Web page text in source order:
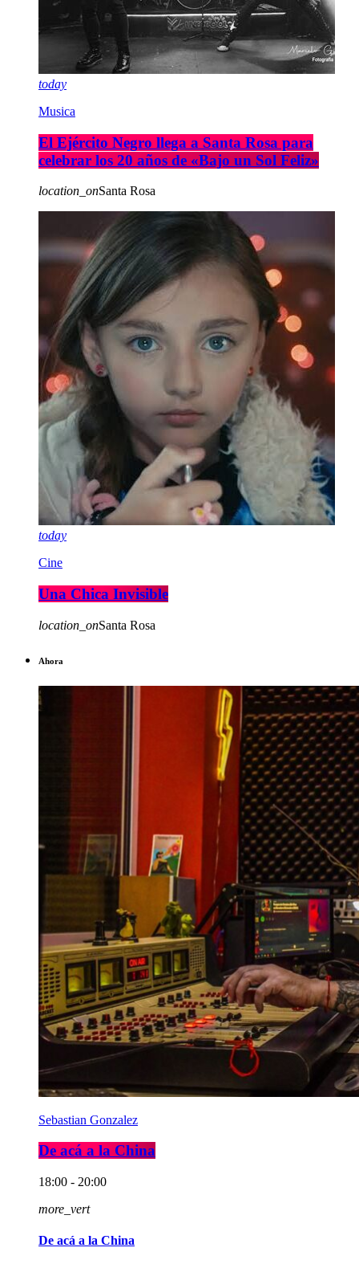
today
Musica
El Ejército Negro llega a Santa Rosa para
celebrar los 20 años de «Bajo un Sol Feliz»
location_onSanta Rosa
today
Cine
Una Chica Invisible
location_onSanta Rosa
Ahora
Sebastian Gonzalez
De acá a la China
18:00 - 20:00
more_vert
De acá a la China